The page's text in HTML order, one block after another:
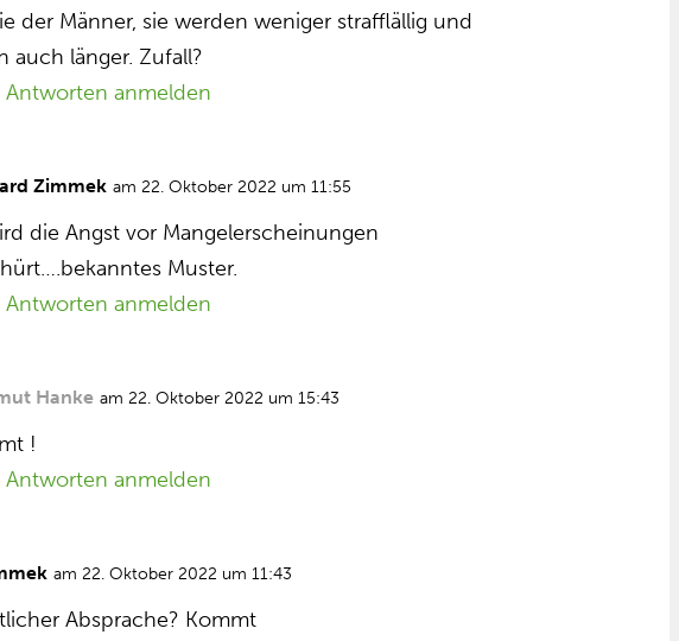
der Männer, sie werden weniger strafflällig und
auch länger. Zufall?
Antworten anmelden
Zimmek am 22. Oktober 2022 um 11:55
die Angst vor Mangelerscheinungen
Muster.
Antworten anmelden
Hanke am 22. Oktober 2022 um 15:43
!
Antworten anmelden
am 22. Oktober 2022 um 11:43
Absprache? Kommt